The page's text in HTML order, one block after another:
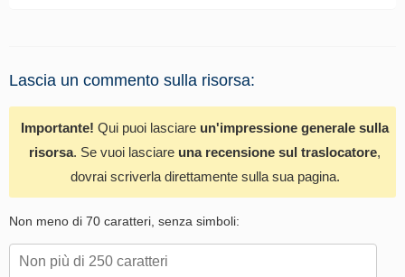
Lascia un commento sulla risorsa:
Importante! Qui puoi lasciare un'impressione generale sulla
risorsa. Se vuoi lasciare una recensione sul traslocatore,
dovrai scriverla direttamente sulla sua pagina.
Non meno di 70 caratteri, senza simboli: